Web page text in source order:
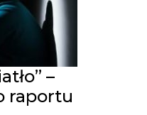
–
raportu